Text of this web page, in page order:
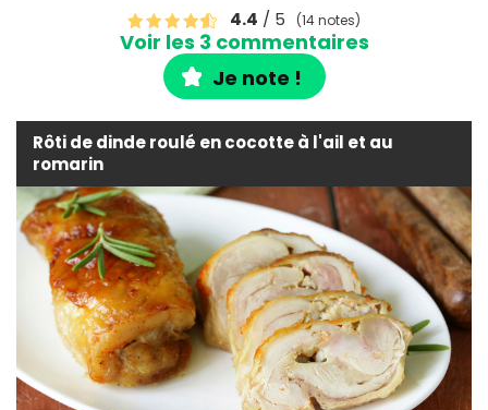
4.4 / 5 (14 notes)
Voir les 3 commentaires
Je note !
Rôti de dinde roulé en cocotte à l'ail et au
romarin